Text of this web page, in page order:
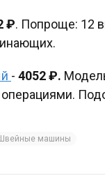
₽. Попроще: 12
- 4052 ₽.
машины